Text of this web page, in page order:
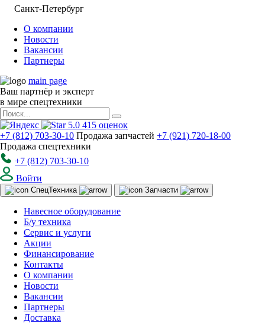
Санкт-Петербург
О компании
Новости
Вакансии
Партнеры
main page
Ваш партнёр и эксперт
в мире спецтехники
5.0 415 оценок
+7 (812) 703-30-10 Продажа запчастей +7 (921) 720-18-00
Продажа спецтехники
+7 (812) 703-30-10
Войти
СпецТехника Запчасти
Навесное оборудование
Б/у техника
Сервис и услуги
Акции
Финансирование
Контакты
О компании
Новости
Вакансии
Партнеры
Доставка